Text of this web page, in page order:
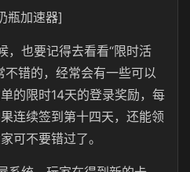
瓶加速器]
，也要记得去看看“限时活
不错的，经常会有一些可以
的限时14天的登录奖励，每
连续签到第十四天，还能领
可不要错过了。